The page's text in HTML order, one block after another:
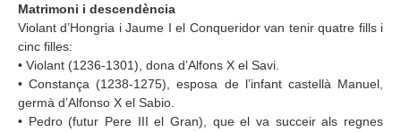
Matrimoni i descendència
Violant d’Hongria i Jaume I el Conqueridor van tenir quatre fills i
cinc filles:
• Violant (1236-1301), dona d’Alfons X el Savi.
• Constança (1238-1275), esposa de l’infant castellà Manuel,
germà d’Alfonso X el Sabio.
• Pedro (futur Pere III el Gran), que el va succeir als regnes